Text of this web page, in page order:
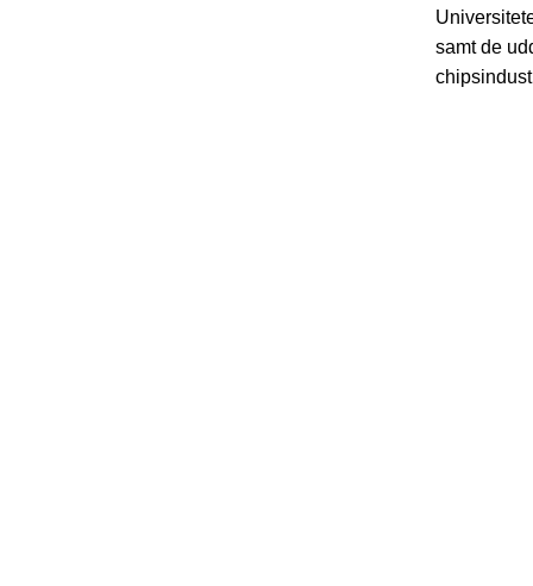
samt de